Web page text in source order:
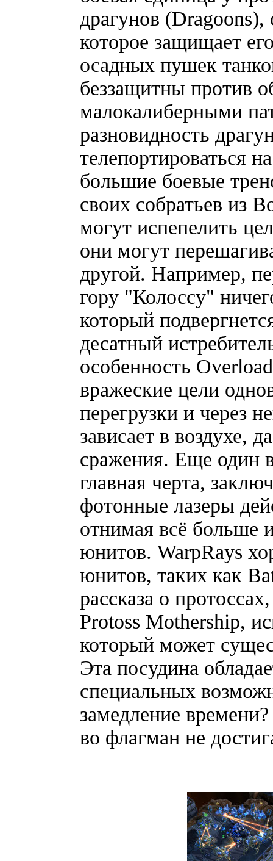
драгунов
которое защищает
осадных пушек
беззащитны против
малокалиберными
разновидность
телепортироваться
большие боевые
своих собратьев из
могут испепелить
они могут
другой. Например,
гору "Колоссу"
который
десатный
особенность
вражеские цели
перегрузки и через
зависает в воздухе,
сражения. Еще один
главная черта,
фотонные лазеры
отнимая всё больше
юнитов. WarpRays
юнитов, таких как
рассказа о
Protoss Mothership,
который может
Эта посудина
специальных
замедление
во флагман не